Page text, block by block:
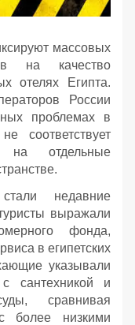
массовых
на качество
отелях Египта.
России
проблемах в
соответствует
на отдельные
недавние
выражали
фонда,
в египетских
указывали
сантехникой и
сравнивая
более низкими